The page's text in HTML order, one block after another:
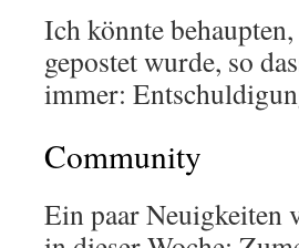
Ich könnte
gepostet wurde, so
immer:
Community
Ein paar Neuigkeiten